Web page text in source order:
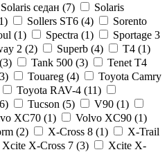
Solaris седан (7)
Solaris
1) Sollers ST6 (4)
Sorento
(1) Spectra (1)
Sportage 3
2 (2) Superb (4) T4 (1)
3) Tank 500 (3)
Tenet T4
3) Touareg (4)
Toyota Camry
Toyota RAV-4 (11)
6) Tucson (5) V90 (1)
XC70 (1) Volvo XC90 (1)
(2) X-Cross 8 (1)
X-Trail
Xcite X-Cross 7 (3)
Xcite X-